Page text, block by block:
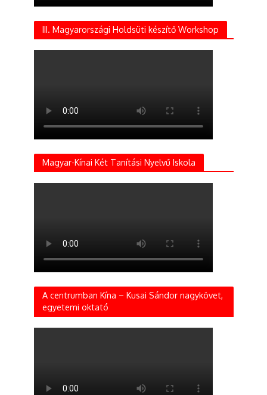
III. Magyarországi Holdsüti készítő Workshop
Magyar-Kínai Két Tanítási Nyelvű Iskola
A centrumban Kína – Kusai Sándor nagykövet,
egyetemi oktató